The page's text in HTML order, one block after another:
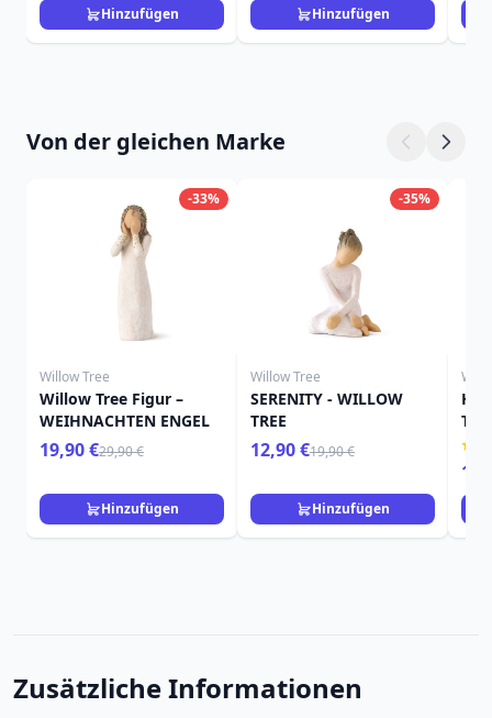
Hinzufügen Hinzufügen
Von der gleichen Marke
-33%
Willow Tree
Willow Tree Figur –
WEIHNACHTEN ENGEL
19,90 €29,90 €
Hinzufügen
-35%
Willow Tree
SERENITY - WILLOW
TREE
12,90 €19,90 €
Hinzufügen
Zusätzliche Informationen